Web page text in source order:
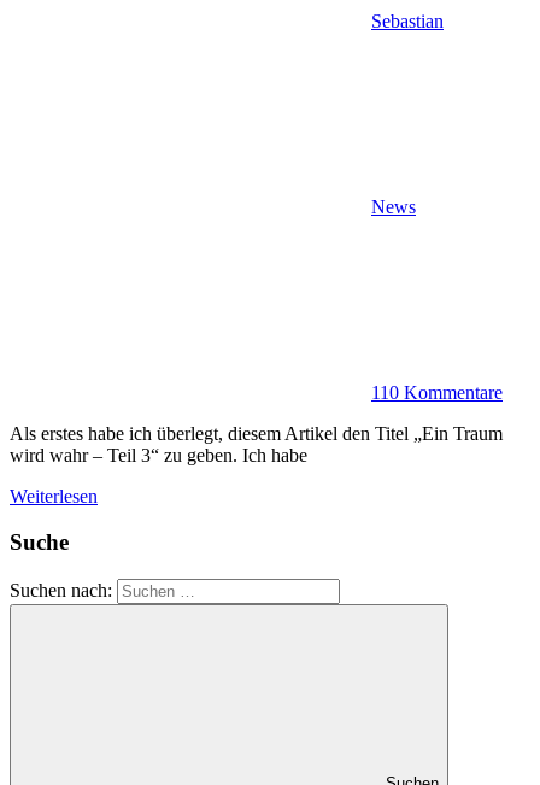
Sebastian
News
110 Kommentare
Als erstes habe ich überlegt, diesem Artikel den Titel „Ein Traum
wird wahr – Teil 3“ zu geben. Ich habe
Weiterlesen
Suche
Suchen nach: